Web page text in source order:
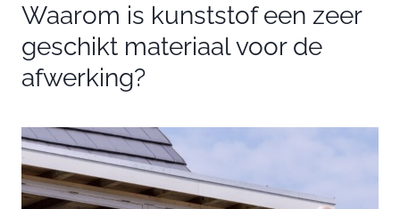
Waarom is kunststof een zeer
geschikt materiaal voor de
afwerking?